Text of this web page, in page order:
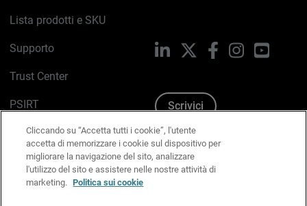
Lista prodotti e SKU
Supporto
Trust Center
PSIRT
Politica sui cookie
Informativa sulla privacy
Kit Media & Brand
LinkedIn FacebookInstagram
Scrivici
Cliccando su “Accetta tutti i cookie”, l'utente
accetta di memorizzare i cookie sul dispositivo per
migliorare la navigazione del sito, analizzare
l'utilizzo del sito e assistere nelle nostre attività di
marketing. Politica sui cookie